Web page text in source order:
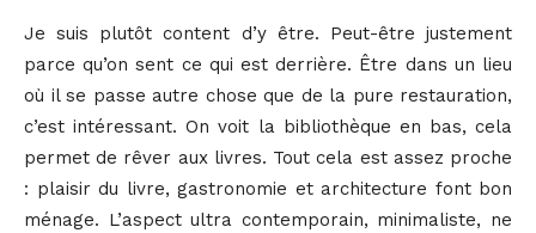
Je suis plutôt content d’y être. Peut-être justement
parce qu’on sent ce qui est derrière. Être dans un lieu
où il se passe autre chose que de la pure restauration,
c’est intéressant. On voit la bibliothèque en bas, cela
permet de rêver aux livres. Tout cela est assez proche
: plaisir du livre, gastronomie et architecture font bon
ménage. L’aspect ultra contemporain, minimaliste, ne